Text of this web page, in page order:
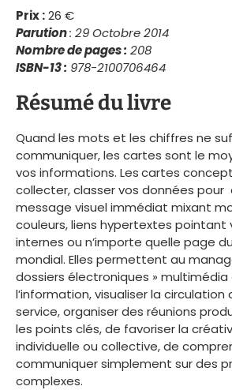
Prix :26 €
Parution: 29 Octobre 2014
Nombre de pages : 208
ISBN-13 : 978-2100706464
Résumé du livre
Quand les mots et les chiffres ne
communiquer, les cartes sont le
vos informations. Lescartes
collecter, classer vos données pour
message visuel immédiat mixant
couleurs, liens hypertextes pointant
internes ou n’importe quelle page
mondial. Elles permettent au
dossiers électroniques »
l’information, visualiser la circulation
service, organiser des réunions
les points clés, de favoriser la
individuelle ou collective, de
communiquer simplement sur des
complexes.